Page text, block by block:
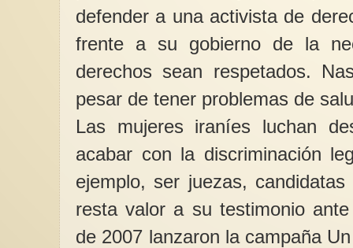
defender a una activista de
frente a su gobierno de la
derechos sean respetados.
pesar de tener problemas de
Las mujeres iraníes luchan
acabar con la discriminación
ejemplo, ser juezas,
resta valor a su testimonio
de 2007 lanzaron la campaña